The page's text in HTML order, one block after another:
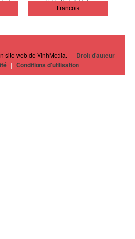
Francois
site web de VinhMedia. | Droit d'auteur
| Conditions d'utilisation